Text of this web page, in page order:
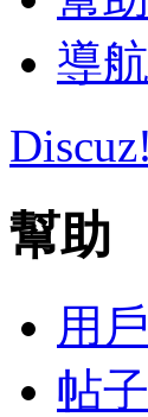
導航
幫助
用
帖